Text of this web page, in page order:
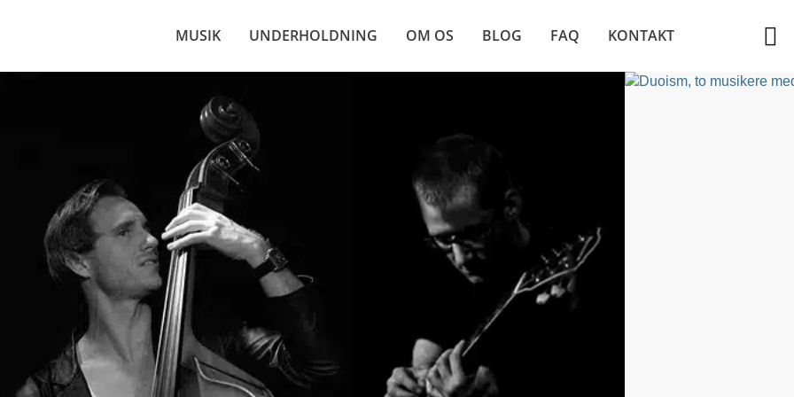
MUSIK UNDERHOLDNING OM OS BLOG FAQ KONTAKT